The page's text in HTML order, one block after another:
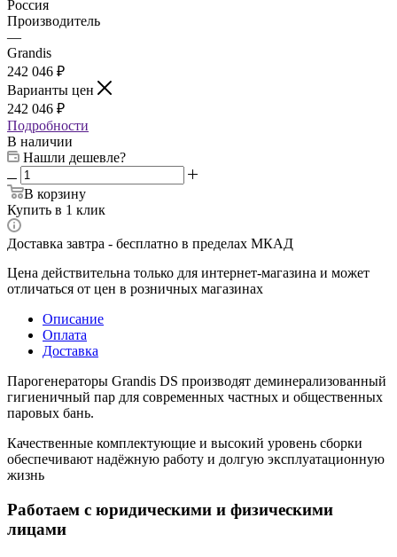
Россия
Производитель
—
Grandis
242 046 ₽
Варианты цен
242 046 ₽
Подробности
В наличии
Нашли дешевле?
В корзину
Купить в 1 клик
Доставка завтра - бесплатно в пределах МКАД
Цена действительна только для интернет-магазина и может
отличаться от цен в розничных магазинах
Описание
Оплата
Доставка
Парогенераторы Grandis DS производят деминерализованный
гигиеничный пар для современных частных и общественных
паровых бань.
Качественные комплектующие и высокий уровень сборки
обеспечивают надёжную работу и долгую эксплуатационную
жизнь
Работаем с юридическими и физическими
лицами